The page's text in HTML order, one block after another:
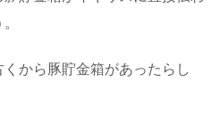
から豚貯金箱があったらし